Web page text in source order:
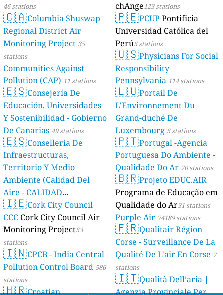
46 stations
🇨🇦Columbia Shuswap
Regional District Air
Monitoring Project 35
stations
Communities Against
Pollution (CAP) 11 stations
🇪🇸Consejería De
Educación, Universidades
Y Sostenibilidad - Gobierno
De Canarias 49 stations
🇪🇸Conselleria De
Infraestructuras,
Territorio Y Medio
Ambiente (Calidad Del
Aire - CALIDAD
AMBIENTAL) 23 stations
🇮🇪Cork City Council
CCC Cork City Council Air
Monitoring Project53
stations
🇮🇳CPCB - India Central
Pollution Control Board 586
stations
🇭🇷Croatian
chAnge123 stations
🇵🇪PCUP Pontificia
Universidad Católica del
Perú5 stations
🇺🇸Physicians For Social
Responsibility
Pennsylvania 114 stations
🇱🇺Portail De
L'Environnement Du
Grand-duché De
Luxembourg 5 stations
🇵🇹Portugal -Agencia
Portuguesa Do Ambiente -
Qualidade Do Ar 70 stations
🇧🇷Projeto EDUC.AIR
Programa de Educação em
Qualidade do Ar31 stations
Purple Air 74189 stations
🇫🇷Qualitair Région
Corse - Surveillance De La
Qualité De L'air En Corse 7
stations
🇮🇹Qualità Dell’aria |
Agenzia Provinciale Per